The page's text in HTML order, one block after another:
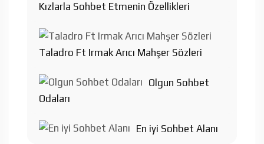
Kızlarla Sohbet Etmenin Özellikleri
Taladro Ft Irmak Arıcı Mahşer Sözleri
Olgun Sohbet
Odaları
En iyi Sohbet Alanı